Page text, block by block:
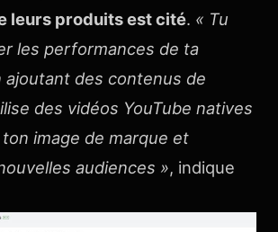
leurs produits est cité. « Tu
les performances de ta
ajoutant des contenus de
des vidéos YouTube natives
image de marque et
audiences », indique